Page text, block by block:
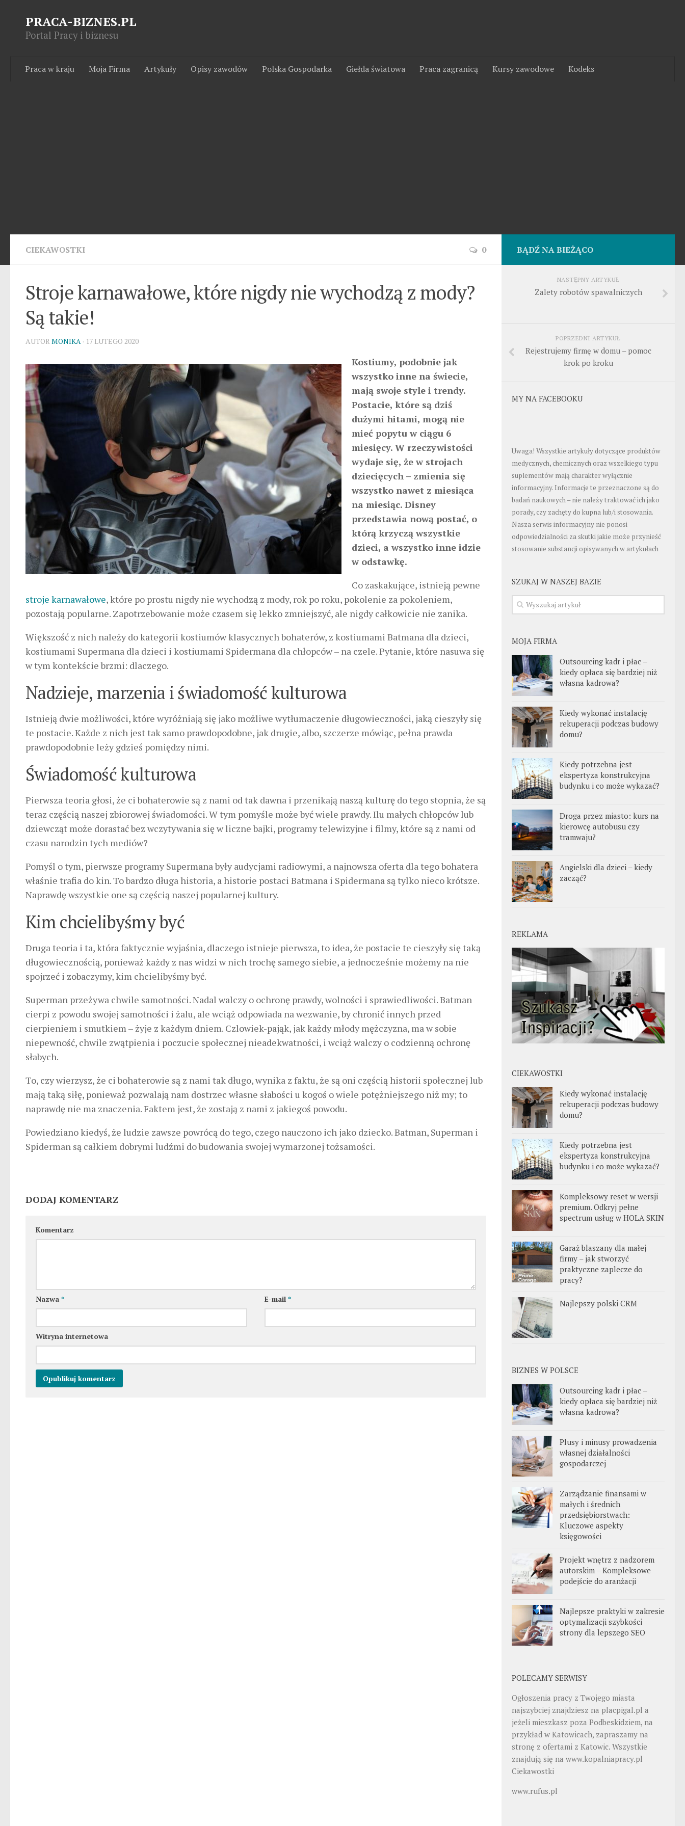
PRACA-BIZNES.PL
Portal Pracy i biznesu
Praca w kraju Moja Firma Artykuły Opisy zawodów Polska Gospodarka Giełda światowa Praca zagranicą Kursy zawodowe Kodeks
CIEKAWOSTKI 0
Stroje karnawałowe, które nigdy nie wychodzą z mody?
Są takie!
AUTOR MONIKA · 17 LUTEGO 2020
Kostiumy, podobnie jak
wszystko inne na świecie,
mają swoje style i trendy.
Postacie, które są dziś
dużymi hitami, mogą nie
mieć popytu w ciągu 6
miesięcy. W rzeczywistości
wydaje się, że w strojach
dziecięcych – zmienia się
wszystko nawet z miesiąca
na miesiąc. Disney
przedstawia nową postać, o
którą krzyczą wszystkie
dzieci, a wszystko inne idzie
w odstawkę.
Co zaskakujące, istnieją pewne
stroje karnawałowe, które po prostu nigdy nie wychodzą z mody, rok po roku, pokolenie za pokoleniem,
pozostają popularne. Zapotrzebowanie może czasem się lekko zmniejszyć, ale nigdy całkowicie nie zanika.
Większość z nich należy do kategorii kostiumów klasycznych bohaterów, z kostiumami Batmana dla dzieci,
kostiumami Supermana dla dzieci i kostiumami Spidermana dla chłopców – na czele. Pytanie, które nasuwa się
w tym kontekście brzmi: dlaczego.
Nadzieje, marzenia i świadomość kulturowa
Istnieją dwie możliwości, które wyróżniają się jako możliwe wytłumaczenie długowieczności, jaką cieszyły się
te postacie. Każde z nich jest tak samo prawdopodobne, jak drugie, albo, szczerze mówiąc, pełna prawda
prawdopodobnie leży gdzieś pomiędzy nimi.
Świadomość kulturowa
Pierwsza teoria głosi, że ci bohaterowie są z nami od tak dawna i przenikają naszą kulturę do tego stopnia, że ​​są
teraz częścią naszej zbiorowej świadomości. W tym pomyśle może być wiele prawdy. Ilu małych chłopców lub
dziewcząt może dorastać bez wczytywania się w liczne bajki, programy telewizyjne i filmy, które są z nami od
czasu narodzin tych mediów?
Pomyśl o tym, pierwsze programy Supermana były audycjami radiowymi, a najnowsza oferta dla tego bohatera
właśnie trafia do kin. To bardzo długa historia, a historie postaci Batmana i Spidermana są tylko nieco krótsze.
Naprawdę wszystkie one są częścią naszej popularnej kultury.
Kim chcielibyśmy być
Druga teoria i ta, która faktycznie wyjaśnia, dlaczego istnieje pierwsza, to idea, że postacie te cieszyły się taką
długowiecznością, ponieważ każdy z nas widzi w nich trochę samego siebie, a jednocześnie możemy na nie
spojrzeć i zobaczymy, kim chcielibyśmy być.
Superman przeżywa chwile samotności. Nadal walczy o ochronę prawdy, wolności i sprawiedliwości. Batman
cierpi z powodu swojej samotności i żalu, ale wciąż odpowiada na wezwanie, by chronić innych przed
cierpieniem i smutkiem – żyje z każdym dniem. Czlowiek-pająk, jak każdy młody mężczyzna, ma w sobie
niepewność, chwile zwątpienia i poczucie społecznej nieadekwatności, i wciąż walczy o codzienną ochronę
słabych.
To, czy wierzysz, że ci bohaterowie są z nami tak długo, wynika z faktu, że są oni częścią historii społecznej lub
mają taką siłę, ponieważ pozwalają nam dostrzec własne słabości u kogoś o wiele potężniejszego niż my; to
naprawdę nie ma znaczenia. Faktem jest, że zostają z nami z jakiegoś powodu.
Powiedziano kiedyś, że ludzie zawsze powrócą do tego, czego nauczono ich jako dziecko. Batman, Superman i
Spiderman są całkiem dobrymi ludźmi do budowania swojej wymarzonej tożsamości.
DODAJ KOMENTARZ
Komentarz
Nazwa * E-mail*
Witryna internetowa
BĄDŹ NA BIEŻĄCO
NASTĘPNY ARTYKUŁ
Zalety robotów spawalniczych
POPRZEDNI ARTYKUŁ
Rejestrujemy firmę w domu – pomoc
krok po kroku
MY NA FACEBOOKU
Uwaga! Wszystkie artykuły dotyczące produktów
medycznych, chemicznych oraz wszelkiego typu
suplementów mają charakter wyłącznie
informacyjny. Informacje te przeznaczone są do
badań naukowych – nie należy traktować ich jako
porady, czy zachęty do kupna lub/i stosowania.
Nasza serwis informacyjny nie ponosi
odpowiedzialności za skutki jakie może przynieść
stosowanie substancji opisywanych w artykułach
SZUKAJ W NASZEJ BAZIE
MOJA FIRMA
Outsourcing kadr i płac –
kiedy opłaca się bardziej niż
własna kadrowa?
Kiedy wykonać instalację
rekuperacji podczas budowy
domu?
Kiedy potrzebna jest
ekspertyza konstrukcyjna
budynku i co może wykazać?
Droga przez miasto: kurs na
kierowcę autobusu czy
tramwaju?
Angielski dla dzieci – kiedy
zacząć?
REKLAMA
CIEKAWOSTKI
Kiedy wykonać instalację
rekuperacji podczas budowy
domu?
Kiedy potrzebna jest
ekspertyza konstrukcyjna
budynku i co może wykazać?
Kompleksowy reset w wersji
premium. Odkryj pełne
spectrum usług w HOLA SKIN
Garaż blaszany dla małej
firmy – jak stworzyć
praktyczne zaplecze do
pracy?
Najlepszy polski CRM
BIZNES W POLSCE
Outsourcing kadr i płac –
kiedy opłaca się bardziej niż
własna kadrowa?
Plusy i minusy prowadzenia
własnej działalności
gospodarczej
Zarządzanie finansami w
małych i średnich
przedsiębiorstwach:
Kluczowe aspekty
księgowości
Projekt wnętrz z nadzorem
autorskim – Kompleksowe
podejście do aranżacji
Najlepsze praktyki w zakresie
optymalizacji szybkości
strony dla lepszego SEO
POLECAMY SERWISY
Ogłoszenia pracy z Twojego miasta
najszybciej znajdziesz na placpigal.pl a
jeżeli mieszkasz poza Podbeskidziem, na
przykład w Katowicach, zapraszamy na
stronę z ofertami z Katowic. Wszystkie
znajdują się na www.kopalniapracy.pl
Ciekawostki
www.rufus.pl